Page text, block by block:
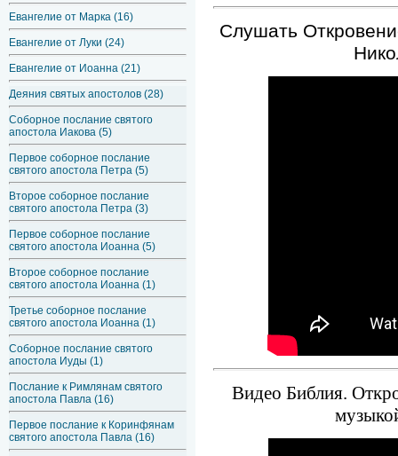
Евангелие от Марка (16)
Евангелие от Луки (24)
Евангелие от Иоанна (21)
Деяния святых апостолов (28)
Соборное послание святого
апостола Иакова (5)
Первое соборное послание
святого апостола Петра (5)
Второе соборное послание
святого апостола Петра (3)
Первое соборное послание
святого апостола Иоанна (5)
Второе соборное послание
святого апостола Иоанна (1)
Третье соборное послание
святого апостола Иоанна (1)
Соборное послание святого
апостола Иуды (1)
Послание к Римлянам святого
апостола Павла (16)
Первое послание к Коринфянам
святого апостола Павла (16)
Слушать
Видео Библия.